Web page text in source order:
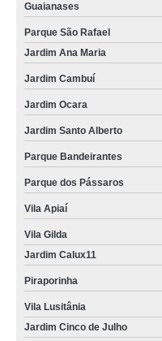
Guaianases
Parque São Rafael
Jardim Ana Maria
Jardim Cambuí
Jardim Ocara
Jardim Santo Alberto
Parque Bandeirantes
Parque dos Pássaros
Vila Apiaí
Vila Gilda
Jardim Calux11
Piraporinha
Vila Lusitânia
Jardim Cinco de Julho